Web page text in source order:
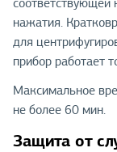
нажатия.
для
прибор работает
Максимальное
не более 60 мин.
Защита от